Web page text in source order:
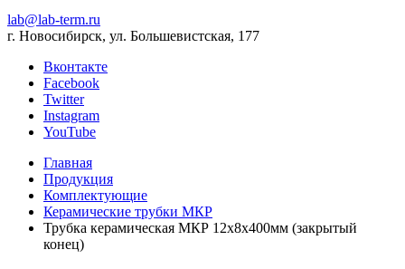
lab@lab-term.ru
г. Новосибирск, ул. Большевистская, 177
Вконтакте
Facebook
Twitter
Instagram
YouTube
Главная
Продукция
Комплектующие
Керамические трубки МКР
Трубка керамическая МКР 12х8х400мм (закрытый
конец)